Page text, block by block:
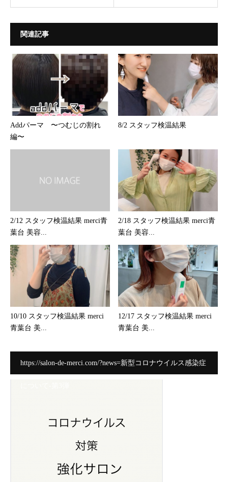
関連記事
Addパーマ 〜つむじの割れ
編〜
8/2 スタッフ検温結果
2/12 スタッフ検温結果 merci青
葉台 美容...
2/18 スタッフ検温結果 merci青
葉台 美容...
10/10 スタッフ検温結果 merci
青葉台 美...
12/17 スタッフ検温結果 merci
青葉台 美...
https://salon-de-merci.com/?news=新型コロナウイルス感染症